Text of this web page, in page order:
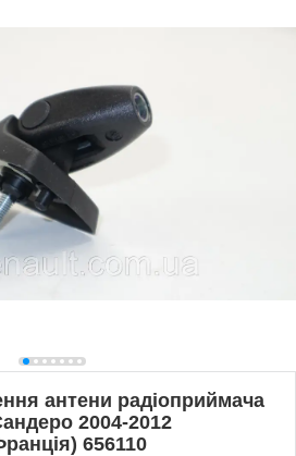
антени радіоприймача
2004-2012
656110